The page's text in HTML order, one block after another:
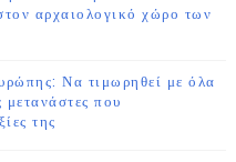
αρχαιολογικό χώρο των
Να τιμωρηθεί με όλα
που
της